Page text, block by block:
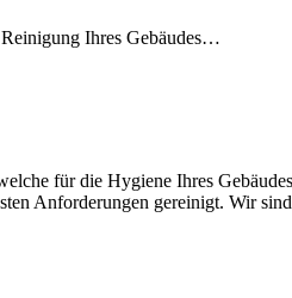
Ihres Gebäudes…
für die Hygiene Ihres
Anforderungen gereinigt. Wir